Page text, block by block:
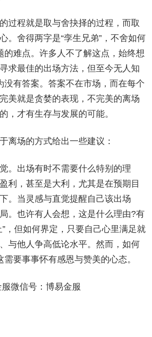
程就是取与舍抉择的过程，而取
。舍得两字是“孪生兄弟”，不舍如何
的难点。许多人不了解这点，始终想
求最佳的出场方法，但至今无人知
没有答案。答案不在市场，而在每个
美就是贪婪的表现，不完美的离场
，才有生存与发展的可能。
场的方式给出一些建议：
出场有时不需要什么特别的理
利，甚至是大利，尤其是在预期目
。当灵感与直觉提醒自己该出场
。也许有人会想，这是什么理由?有
”，但如何界定，只要自己心里满足就
与他人争高低论水平。然而，如何
要事事怀有感恩与赞美的心态。
号：博易金服